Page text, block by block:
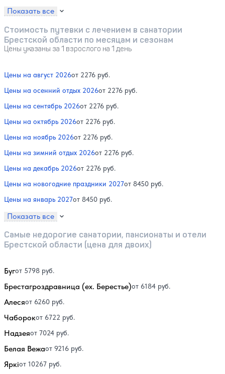
Показать все
Стоимость путевки с лечением в санатории
Брестской области по месяцам и сезонам
Цены указаны за 1 взрослого на 1 день
Цены на август 2026от 2276 руб.
Цены на осенний отдых 2026от 2276 руб.
Цены на сентябрь 2026от 2276 руб.
Цены на октябрь 2026от 2276 руб.
Цены на ноябрь 2026от 2276 руб.
Цены на зимний отдых 2026от 2276 руб.
Цены на декабрь 2026от 2276 руб.
Цены на новогодние праздники 2027от 8450 руб.
Цены на январь 2027от 8450 руб.
Показать все
Самые недорогие санатории, пансионаты и отели
Брестской области (цена для двоих)
Бугот 5798 руб.
Брестагроздравница (ex. Берестье)от 6184 руб.
Алесяот 6260 руб.
Чаборокот 6722 руб.
Надзеяот 7024 руб.
Белая Вежаот 9216 руб.
Яркiот 10267 руб.